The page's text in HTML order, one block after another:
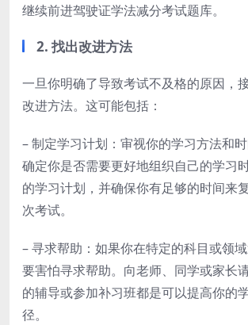
继续前进驾驶证学法减分考试题库。
2. 找出改进方法
一旦你明确了导致考试不及格的原因，
改进方法。这可能包括：
– 制定学习计划：审视你的学习方法和时
确定你是否需要更好地组织自己的学习
的学习计划，并确保你有足够的时间来
次考试。
– 寻求帮助：如果你在特定的科目或领
要害怕寻求帮助。向老师、同学或家长
的辅导或参加补习班都是可以提高你的
径。